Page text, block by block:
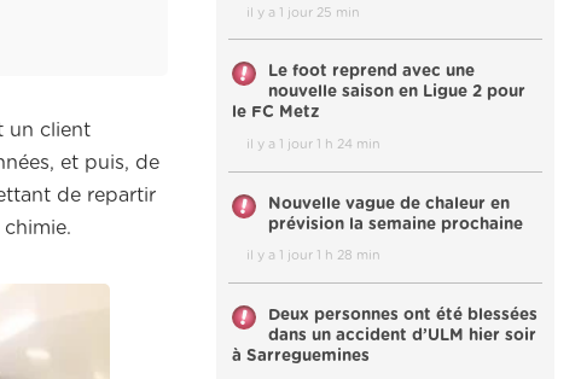
un client
et puis, de
de repartir
il y a 1 jour 25 min
Le foot reprend avec une
nouvelle saison en Ligue 2 pour
le FC Metz
il y a 1 jour 1 h 24 min
Nouvelle vague de chaleur en
prévision la semaine prochaine
il y a 1 jour 1 h 28 min
Deux personnes ont été blessées
dans un accident d’ULM hier soir
à Sarreguemines